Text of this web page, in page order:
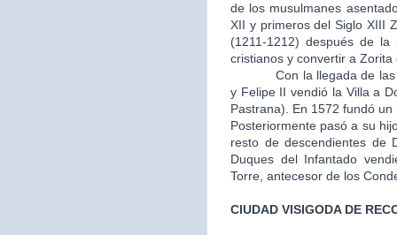
de los musulmanes
XII y primeros del Siglo XIII
(1211-1212) después de
cristianos y convertir a
Con la llegada de las
y Felipe II vendió la Villa a
Pastrana). En 1572 fundó
Posteriormente pasó a su
resto de descendientes de
Duques del Infantado
Torre, antecesor de los
CIUDAD VISIGODA DE